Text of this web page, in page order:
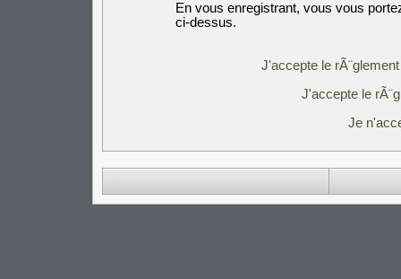
En vous enregistrant, vous vous
ci-dessus.
J'accepte le
J'accepte le
Je